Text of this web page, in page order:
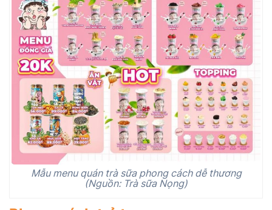
Mẫu menu quán trà sữa phong cách dễ thương
(Nguồn: Trà sữa Nọng)